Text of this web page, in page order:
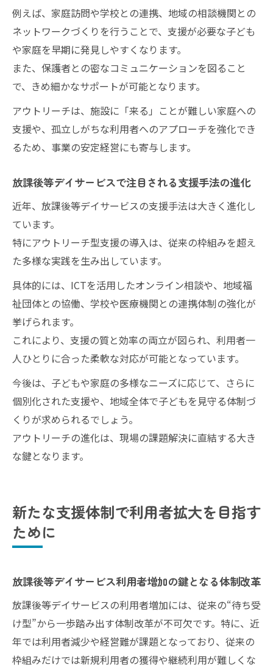
例えば、家庭訪問や学校との連携、地域の相談機関との
ネットワークづくりを行うことで、支援が必要な子ども
や家庭を早期に発見しやすくなります。
また、保護者との密なコミュニケーションを図ること
で、きめ細かなサポートが可能となります。
アウトリーチは、施設に「来る」ことが難しい家庭への
支援や、孤立しがちな利用者へのアプローチを強化でき
るため、事業の安定経営にも寄与します。
放課後等デイサービスで注目される支援手法の進化
近年、放課後等デイサービスの支援手法は大きく進化し
ています。
特にアウトリーチ型支援の導入は、従来の枠組みを超え
た多様な実践を生み出しています。
具体的には、ICTを活用したオンライン相談や、地域福
祉団体との協働、学校や医療機関との連携体制の強化が
挙げられます。
これにより、支援の質と効率の両立が図られ、利用者一
人ひとりに合った柔軟な対応が可能となっています。
今後は、子どもや家庭の多様なニーズに応じて、さらに
個別化された支援や、地域全体で子どもを見守る体制づ
くりが求められるでしょう。
アウトリーチの進化は、現場の課題解決に直結する大き
な鍵となります。
新たな支援体制で利用者拡大を目指す
ために
放課後等デイサービス利用者増加の鍵となる体制改革
放課後等デイサービスの利用者増加には、従来の“待ち受
け型”から一歩踏み出す体制改革が不可欠です。特に、近
年では利用者減少や経営難が課題となっており、従来の
枠組みだけでは新規利用者の獲得や継続利用が難しくな